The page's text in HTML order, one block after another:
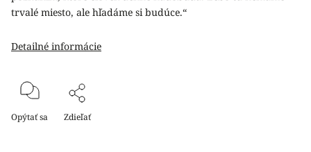
trvalé miesto, ale hľadáme si budúce.“
Detailné informácie
Opýtať sa Zdieľať